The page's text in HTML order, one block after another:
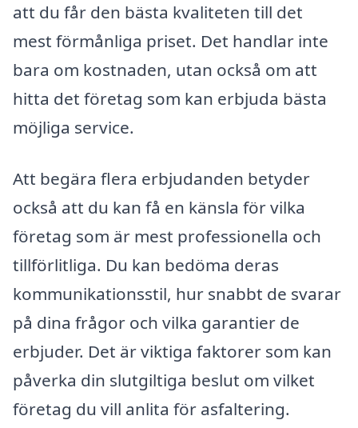
att du får den bästa kvaliteten till det
mest förmånliga priset. Det handlar inte
bara om kostnaden, utan också om att
hitta det företag som kan erbjuda bästa
möjliga service.
Att begära flera erbjudanden betyder
också att du kan få en känsla för vilka
företag som är mest professionella och
tillförlitliga. Du kan bedöma deras
kommunikationsstil, hur snabbt de svarar
på dina frågor och vilka garantier de
erbjuder. Det är viktiga faktorer som kan
påverka din slutgiltiga beslut om vilket
företag du vill anlita för asfaltering.